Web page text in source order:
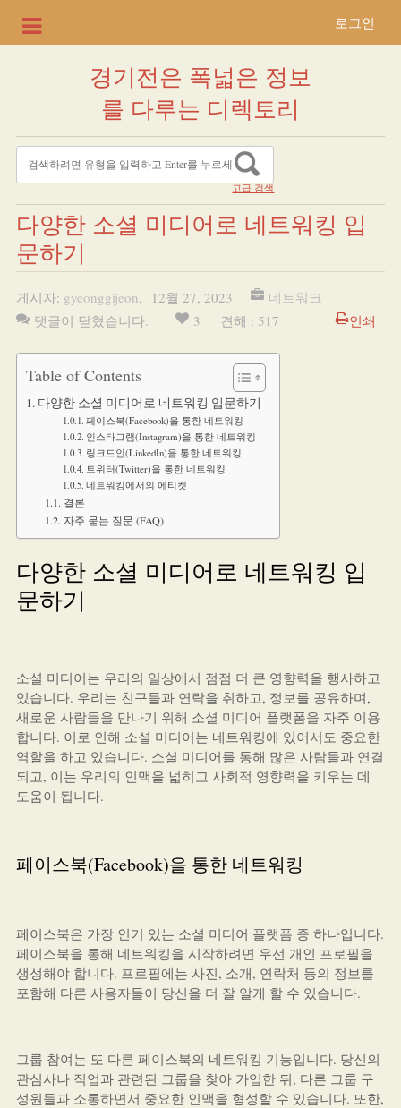
로그인
경기전은 폭넓은 정보
를 다루는 디렉토리
고급 검색
다양한 소셜 미디어로 네트워킹 입
문하기
게시자: gyeonggijeon, 12월 27, 2023
네트워크
댓글이 닫혔습니다.
3 견해 : 517 인쇄
Table of Contents
다양한 소셜 미디어로 네트워킹 입문하기
페이스북(Facebook)을 통한 네트워킹
인스타그램(Instagram)을 통한 네트워킹
링크드인(LinkedIn)을 통한 네트워킹
트위터(Twitter)을 통한 네트워킹
네트워킹에서의 에티켓
결론
자주 묻는 질문 (FAQ)
다양한 소셜 미디어로 네트워킹 입
문하기
소셜 미디어는 우리의 일상에서 점점 더 큰 영향력을 행사하고
있습니다. 우리는 친구들과 연락을 취하고, 정보를 공유하며,
새로운 사람들을 만나기 위해 소셜 미디어 플랫폼을 자주 이용
합니다. 이로 인해 소셜 미디어는 네트워킹에 있어서도 중요한
역할을 하고 있습니다. 소셜 미디어를 통해 많은 사람들과 연결
되고, 이는 우리의 인맥을 넓히고 사회적 영향력을 키우는 데
도움이 됩니다.
페이스북(Facebook)을 통한 네트워킹
페이스북은 가장 인기 있는 소셜 미디어 플랫폼 중 하나입니다.
페이스북을 통해 네트워킹을 시작하려면 우선 개인 프로필을
생성해야 합니다. 프로필에는 사진, 소개, 연락처 등의 정보를
포함해 다른 사용자들이 당신을 더 잘 알게 할 수 있습니다.
그룹 참여는 또 다른 페이스북의 네트워킹 기능입니다. 당신의
관심사나 직업과 관련된 그룹을 찾아 가입한 뒤, 다른 그룹 구
성원들과 소통하면서 중요한 인맥을 형성할 수 있습니다. 또한,